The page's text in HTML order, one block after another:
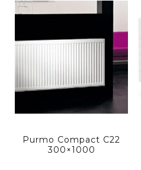
Purmo Compact C22
300×1000